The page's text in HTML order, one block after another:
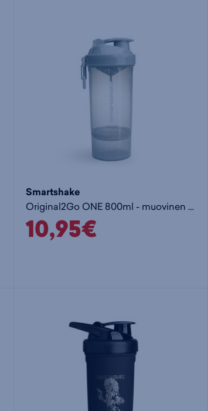
ia ä
Smartshake
Original2Go ONE 800ml - muovinen juomapullo
10,95€